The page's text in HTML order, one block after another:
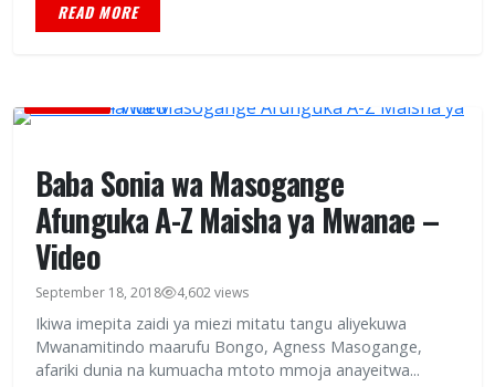
READ MORE
Baba Sonia wa Masogange
Afunguka A-Z Maisha ya Mwanae –
Video
September 18, 2018 4,602 views
Ikiwa imepita zaidi ya miezi mitatu tangu aliyekuwa
Mwanamitindo maarufu Bongo, Agness Masogange,
afariki dunia na kumuacha mtoto mmoja anayeitwa...